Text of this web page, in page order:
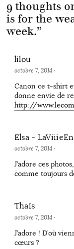
9 thoughts
is for the
week.”
lilou
octobre 7, 2014·
Canon ce t-shirt
donne envie de
http://
Elsa -
octobre 7, 2014·
J’adore ces
comme toujours
Thaïs
octobre 7, 2014·
J’adore ! D’où
cœurs ?